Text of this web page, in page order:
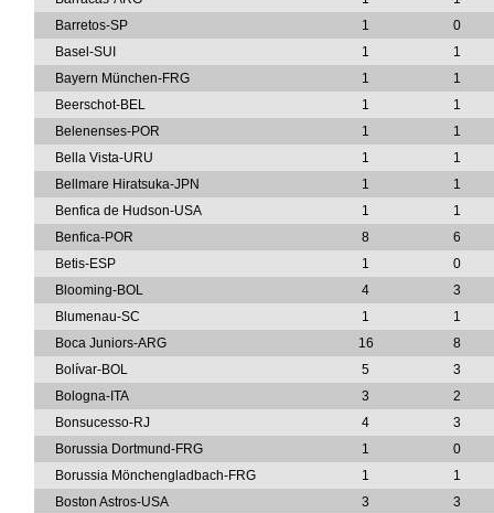
Barretos-SP
1
0
Basel-SUI
1
1
Bayern München-FRG
1
1
Beerschot-BEL
1
1
Belenenses-POR
1
1
Bella Vista-URU
1
1
Bellmare Hiratsuka-JPN
1
1
Benfica de Hudson-USA
1
1
Benfica-POR
8
6
Betis-ESP
1
0
Blooming-BOL
4
3
Blumenau-SC
1
1
Boca Juniors-ARG
16
8
Bolívar-BOL
5
3
Bologna-ITA
3
2
Bonsucesso-RJ
4
3
Borussia Dortmund-FRG
1
0
Borussia Mönchengladbach-FRG
1
1
Boston Astros-USA
3
3